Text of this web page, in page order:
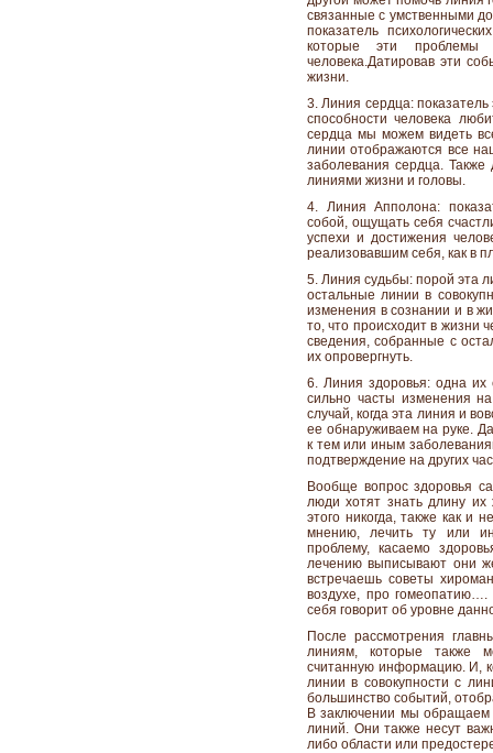
связанные с умственными
показатель
которые эти проблемы
человека.Датировав эти
жизни.
3. Линия сердца: показатель
способности человека
сердца мы можем видеть
линии отображаются все
заболевания сердца.
линиями жизни и головы.
4. Линия Апполона:
собой, ощущать себя
успехи и достижения
реализовавшим себя, как в
5. Линия судьбы: порой эта
остальные линии в
изменения в сознании и в
то, что происходит в жизни
сведения, собранные с
их опровергнуть.
6. Линия здоровья: одна
сильно часты изменения
случай, когда эта линия и
ее обнаруживаем на руке.
к тем или иным
подтверждение на других
Вообще вопрос здоровья
люди хотят знать длину
этого никогда, также как и
мнению, лечить ту или
проблему, касаемо
лечению выписывают они
встречаешь советы
воздухе, про
себя говорит об уровне
После рассмотрения
линиям, которые также
считанную информацию. И,
линии в совокупности с
большинство событий,
В заключении мы обращаем
линий. Они также несут
либо области или